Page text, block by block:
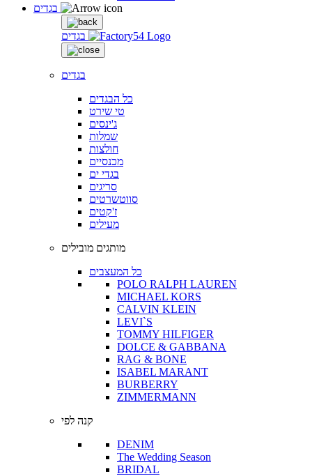
בגדים
בגדים
כל הבגדים
טי שירט
ג'ינסים
שמלות
חולצות
מכנסיים
בגדי ים
סריגים
סווטשרטים
ז'קטים
מעילים
מותגים מובילים
כל המעצבים
POLO RALPH LAUREN
MICHAEL KORS
CALVIN KLEIN
LEVI`S
TOMMY HILFIGER
DOLCE & GABBANA
RAG & BONE
ISABEL MARANT
BURBERRY
ZIMMERMANN
קנה לפי
DENIM
The Wedding Season
BRIDAL